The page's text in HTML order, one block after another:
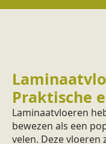
Praktische
Laminaatvloeren
bewezen als een
velen. Deze vloeren